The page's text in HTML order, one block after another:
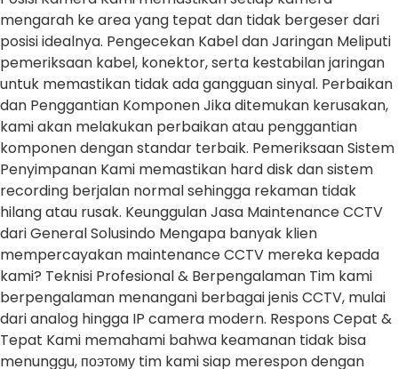
mengarah ke area yang tepat dan tidak bergeser dari
posisi idealnya. Pengecekan Kabel dan Jaringan Meliputi
pemeriksaan kabel, konektor, serta kestabilan jaringan
untuk memastikan tidak ada gangguan sinyal. Perbaikan
dan Penggantian Komponen Jika ditemukan kerusakan,
kami akan melakukan perbaikan atau penggantian
komponen dengan standar terbaik. Pemeriksaan Sistem
Penyimpanan Kami memastikan hard disk dan sistem
recording berjalan normal sehingga rekaman tidak
hilang atau rusak. Keunggulan Jasa Maintenance CCTV
dari General Solusindo Mengapa banyak klien
mempercayakan maintenance CCTV mereka kepada
kami? Teknisi Profesional & Berpengalaman Tim kami
berpengalaman menangani berbagai jenis CCTV, mulai
dari analog hingga IP camera modern. Respons Cepat &
Tepat Kami memahami bahwa keamanan tidak bisa
menunggu, поэтому tim kami siap merespon dengan